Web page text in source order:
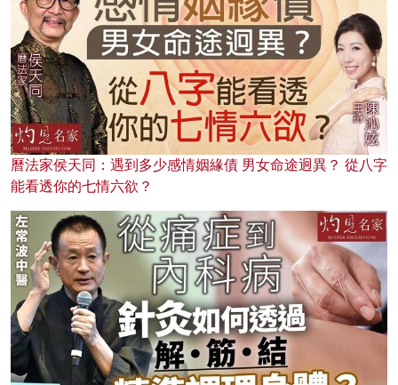
曆法家侯天同：遇到多少感情姻緣債 男女命途迥異？ 從八字
能看透你的七情六欲？